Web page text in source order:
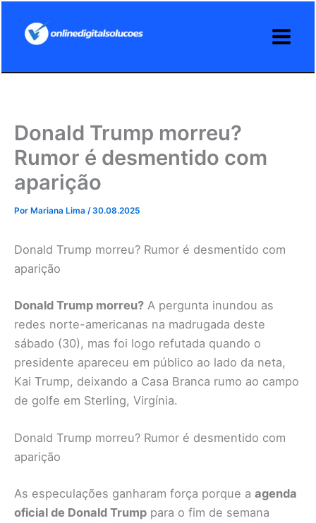
Donald Trump morreu?
Rumor é desmentido com
aparição
Por Mariana Lima /30.08.2025
Donald Trump morreu? Rumor é desmentido com
aparição
Donald Trump morreu? A pergunta inundou as
redes norte-americanas na madrugada deste
sábado (30), mas foi logo refutada quando o
presidente apareceu em público ao lado da neta,
Kai Trump, deixando a Casa Branca rumo ao campo
de golfe em Sterling, Virgínia.
Donald Trump morreu? Rumor é desmentido com
aparição
As especulações ganharam força porque a agenda
oficial de Donald Trump para o fim de semana